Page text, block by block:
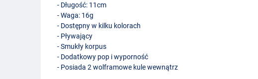
- Długość: 11cm
- Waga: 16g
- Dostępny w kilku kolorach
- Pływający
- Smukły korpus
- Dodatkowy pop i wyporność
- Posiada 2 wolframowe kule wewnątrz